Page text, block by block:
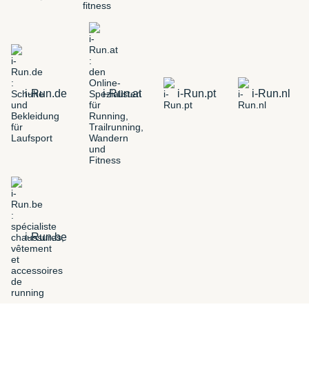
i-Run.de i-Run.at i-Run.pt i-Run.nl
i-Run.be